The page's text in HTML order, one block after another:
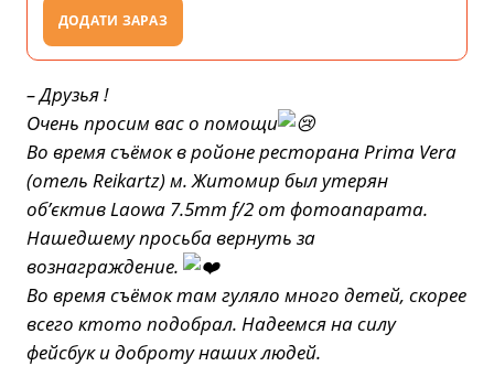
ДОДАТИ ЗАРАЗ
– Друзья !
Очень просим вас о помощи
Во время съёмок в ройоне ресторана Prima Vera
(отель Reikartz) м. Житомир был утерян
об’єктив Laowa 7.5mm f/2 от фотоапарата.
Нашедшему просьба вернуть за
вознаграждение.
Во время съёмок там гуляло много детей, скорее
всего ктото подобрал. Надеемся на силу
фейсбук и доброту наших людей.